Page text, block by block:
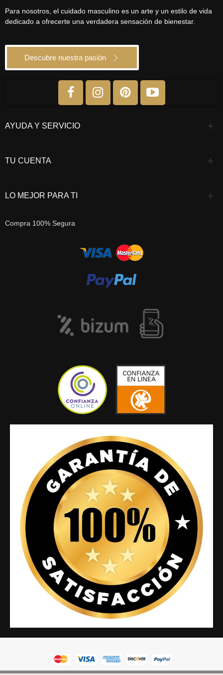
Para nosotros, el cuidado masculino es un arte y un estilo de vida
dedicado a ofrecerte una verdadera sensación de bienestar.
Descubre nuestra pasión
AYUDA Y SERVICIO
TU CUENTA
LO MEJOR PARA TI
Compra 100% Segura